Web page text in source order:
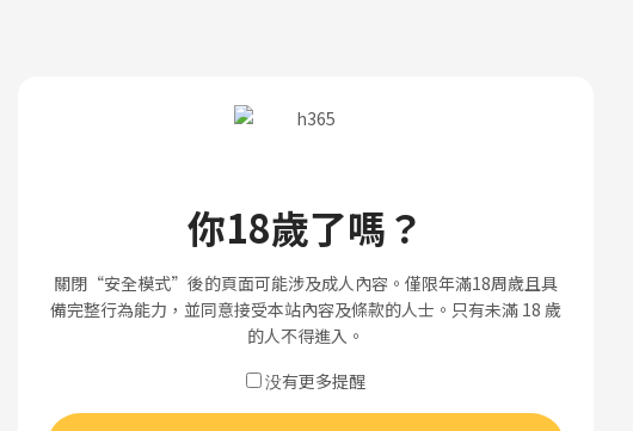
你18歲了嗎？
關閉“安全模式”後的頁面可能涉及成人內容。僅限年滿18周歲且具
備完整行為能力，並同意接受本站內容及條款的人士。只有未滿 18 歲
的人不得進入。
没有更多提醒